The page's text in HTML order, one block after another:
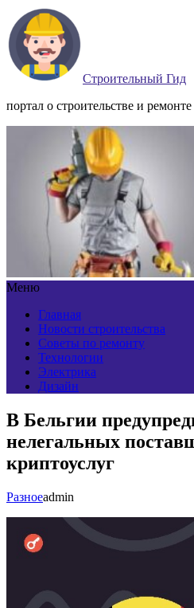
Строительный Гид
портал о строительстве и ремонте
Меню
Главная
Новости строительства
Советы по ремонту
Технологии
Электрика
Дизайн
В Бельгии
нелегальных
криптоуслуг
Разноеadmin